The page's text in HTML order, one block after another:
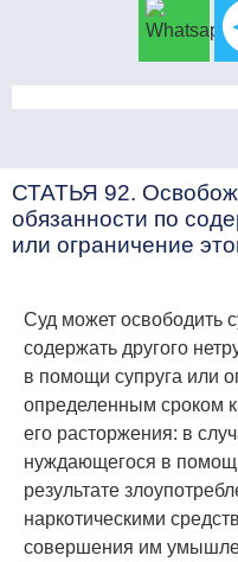
СТАТЬЯ 92.
обязанности по
или ограничение
Суд может освободить
содержать другого
в помощи супруга или
определенным сроком
его расторжения: в
нуждающегося в
результате
наркотическими
совершения им